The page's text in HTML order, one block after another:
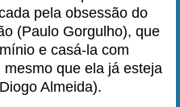
pela obsessão do
(Paulo Gorgulho), que
e casá-la com
que ela já esteja
Almeida).